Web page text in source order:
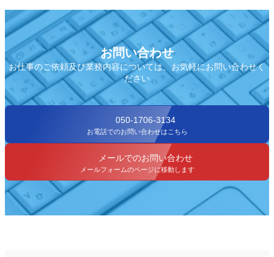
お問い合わせ
お仕事のご依頼及び業務内容については、お気軽にお問い合わせく
ださい
050-1706-3134
お電話でのお問い合わせはこちら
メールでのお問い合わせ
メールフォームのページに移動します